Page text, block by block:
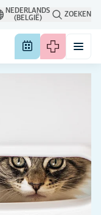
NEDERLANDS
(BELGIË)
ZOEKEN